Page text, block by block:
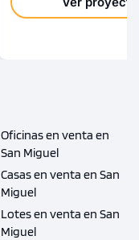
Oficinas en venta en
San Miguel
Casas en venta en San
Miguel
Lotes en venta en San
Miguel